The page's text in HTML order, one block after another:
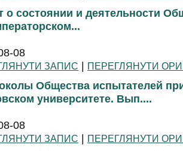
о состоянии и деятельности
08
ЗАПИС | ПЕРЕГЛЯНУТИ
Общества испытателей
университете. Вып....
08
ЗАПИС | ПЕРЕГЛЯНУТИ